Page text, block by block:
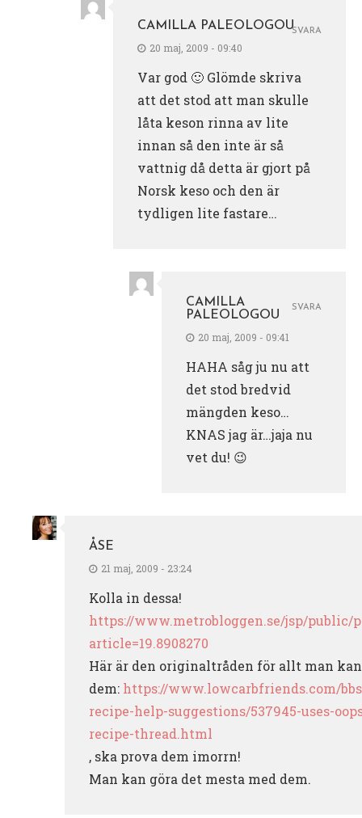
CAMILLA PALEOLOGOU
20 maj, 2009 - 09:40
Var god 🙂 Glömde skriva
att det stod att man skulle
låta keson rinna av lite
innan så den inte är så
vattnig då detta är gjort på
Norsk keso och den är
tydligen lite fastare…
SVARA
CAMILLA
PALEOLOGOU
20 maj, 2009 - 09:41
HAHA såg ju nu att
det stod bredvid
mängden keso…
KNAS jag är…jaja nu
vet du! 😉
SVARA
ÅSE
21 maj, 2009 - 23:24
Kolla in dessa!
https://www.metrobloggen.se/jsp/public/
article=19.8908270
Här är den originaltråden för allt man
dem: https://www.lowcarbfriends.com/
recipe-help-suggestions/537945-uses-
recipe-thread.html
, ska prova dem imorrn!
Man kan göra det mesta med dem.